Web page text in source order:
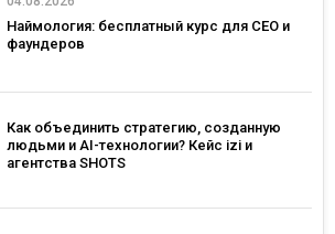
Наймология: бесплатный курс для CEO и
фаундеров
Как объединить стратегию, созданную
людьми и AI-технологии? Кейс izi и
агентства SHOTS